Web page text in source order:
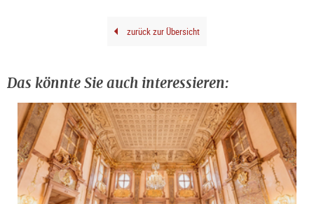
zurück zur Übersicht
Das könnte Sie auch interessieren: